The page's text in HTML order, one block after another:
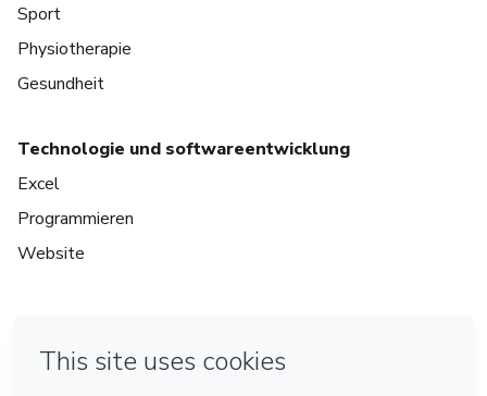
Sport
Physiotherapie
Gesundheit
Technologie und softwareentwicklung
Excel
Programmieren
Website
Made with❤ in Mexico City